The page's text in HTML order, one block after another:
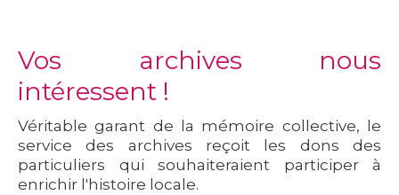
Vos archives nous
intéressent !
Véritable garant de la mémoire collective, le
service des archives reçoit les dons des
particuliers qui souhaiteraient participer à
enrichir l'histoire locale.